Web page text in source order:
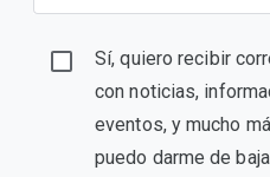
Sí, quiero recibir
con noticias,
eventos, y mucho
puedo darme de